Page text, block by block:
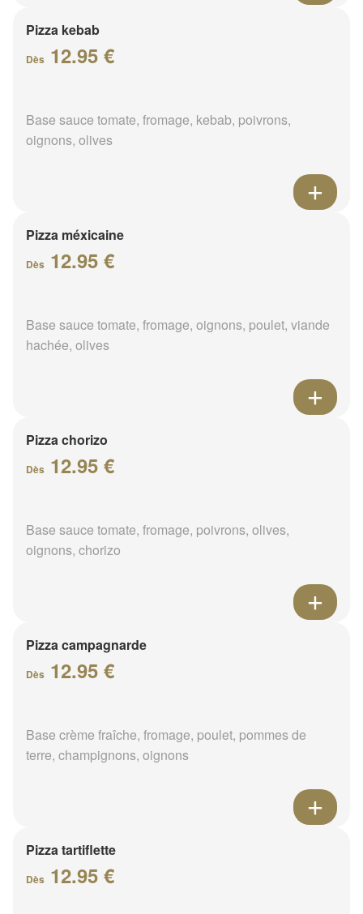
Pizza kebab
Dès 12.95 €
Base sauce tomate, fromage, kebab, poivrons,
oignons, olives
Pizza méxicaine
Dès 12.95 €
Base sauce tomate, fromage, oignons, poulet, viande
hachée, olives
Pizza chorizo
Dès 12.95 €
Base sauce tomate, fromage, poivrons, olives,
oignons, chorizo
Pizza campagnarde
Dès 12.95 €
Base crème fraîche, fromage, poulet, pommes de
terre, champignons, oignons
Pizza tartiflette
Dès 12.95 €